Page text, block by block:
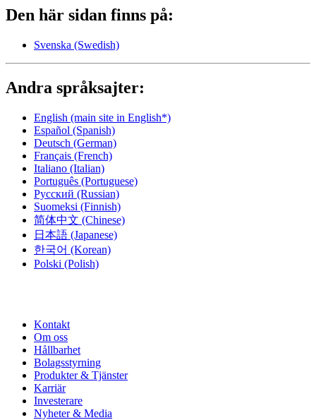
Den här sidan finns på:
Svenska (Swedish)
Andra språksajter:
English (main site in English*)
Español (Spanish)
Deutsch (German)
Français (French)
Italiano (Italian)
Português (Portuguese)
Русский (Russian)
Suomeksi (Finnish)
简体中文 (Chinese)
日本語 (Japanese)
한국어 (Korean)
Polski (Polish)
Kontakt
Om oss
Hållbarhet
Bolagsstyrning
Produkter & Tjänster
Karriär
Investerare
Nyheter & Media